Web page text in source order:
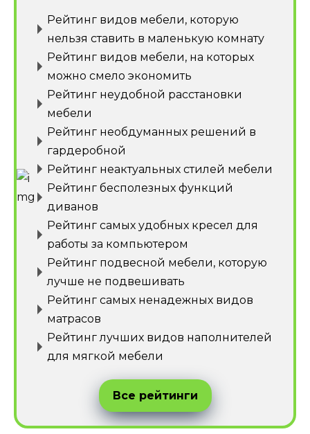
Рейтинг видов мебели, которую
нельзя ставить в маленькую комнату
Рейтинг видов мебели, на которых
можно смело экономить
Рейтинг неудобной расстановки
мебели
Рейтинг необдуманных решений в
гардеробной
Рейтинг неактуальных стилей мебели
Рейтинг бесполезных функций
диванов
Рейтинг самых удобных кресел для
работы за компьютером
Рейтинг подвесной мебели, которую
лучше не подвешивать
Рейтинг самых ненадежных видов
матрасов
Рейтинг лучших видов наполнителей
для мягкой мебели
Все рейтинги